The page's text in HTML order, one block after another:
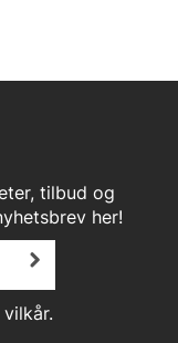
tilbud og
her!